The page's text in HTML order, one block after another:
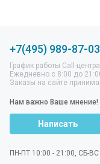
+7(495) 989-87-03
График работы Call-
Ежедневно с 8:00 до
Заказы на сайте
Нам важно Ваше мнение!
Написать
ПН-ПТ 10:00 - 21:00, СБ-ВС